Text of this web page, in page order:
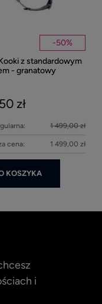
-50%
z standardowym
- granatowy
zł
1 499,00 zł
cena: 1 499,00 zł
KOSZYKA
i